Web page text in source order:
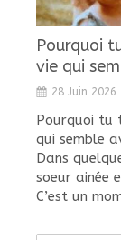
Pourquoi
vie qui
28 Juin 2026
Pourquoi tu
qui semble
Dans
soeur ainée
C’est un